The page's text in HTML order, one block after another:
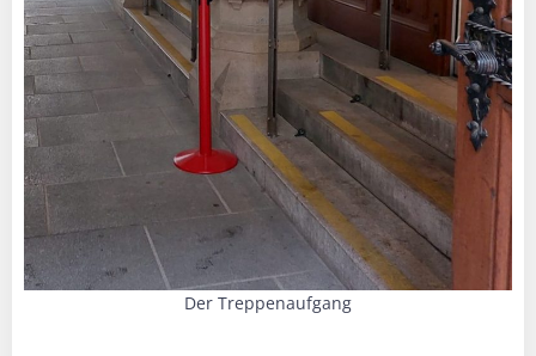
Der Treppenaufgang